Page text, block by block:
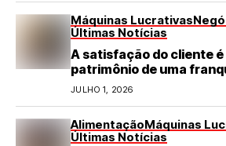
Máquinas Lucrativas
Últimas Notícias
A satisfação do cliente é
patrimônio de uma
JULHO 1, 2026
AlimentaçãoMáquinas
Últimas Notícias